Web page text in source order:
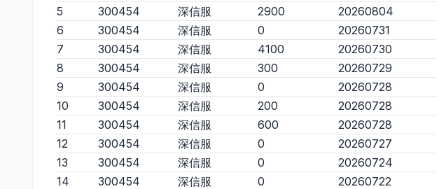
5
300454 深信服 2900
20260804
6
300454 深信服 0
20260731
7
300454 深信服 4100
20260730
8
300454 深信服 300
20260729
9
300454 深信服 0
20260728
10
300454 深信服 200
20260728
11
300454 深信服 600
20260728
12
300454 深信服 0
20260727
13
300454 深信服 0
20260724
14
300454 深信服 0
20260722